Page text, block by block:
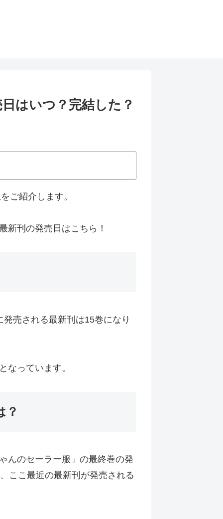
はいつ？完結した？
ご紹介します。
新刊の発売日はこちら！
売される最新刊は15巻になり
なっています。
？
んのセーラー服」の最終巻の発
ここ最近の最新刊が発売される